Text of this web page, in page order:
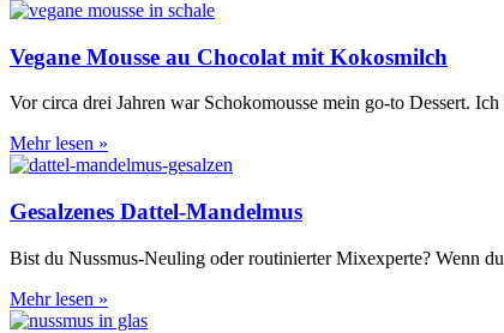
Vegane Mousse au Chocolat mit Kokosmilch
Vor circa drei Jahren war Schokomousse mein go-to Dessert.
Mehr lesen »
Gesalzenes Dattel-Mandelmus
Bist du Nussmus-Neuling oder routinierter Mixexperte? Wenn
Mehr lesen »